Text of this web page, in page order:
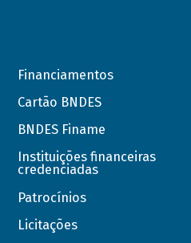
Financiamentos
Cartão BNDES
BNDES Finame
Instituições financeiras
credenciadas
Patrocínios
Licitações